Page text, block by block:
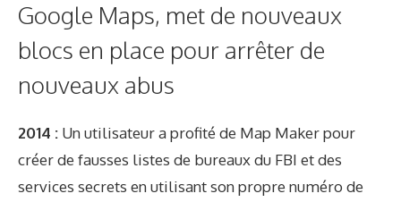
Google Maps, met de nouveaux
blocs en place pour arrêter de
nouveaux abus
2014 : Un utilisateur a profité de Map Maker pour
créer de fausses listes de bureaux du FBI et des
services secrets en utilisant son propre numéro de